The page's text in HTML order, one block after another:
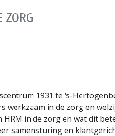
ZORG
1931 te ‘s-
in de zorg en
in de zorg en wat dit
samensturing en